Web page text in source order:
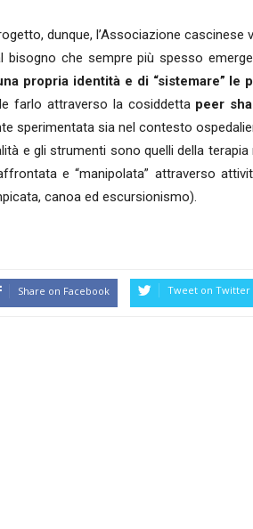
dunque, l’Associazione
bisogno che sempre più spesso
propria identità e di “sistemare” le
farlo attraverso la cosiddetta peer
sperimentata sia nel contesto
e gli strumenti sono quelli della
e “manipolata” attraverso
canoa ed escursionismo).
Share on Facebook Tweet on Twitter